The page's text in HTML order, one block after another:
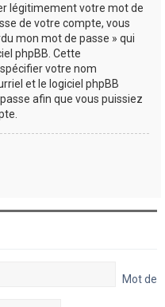
légitimement votre mot de
de votre compte, vous
mon mot de passe » qui
phpBB. Cette
votre nom
et le logiciel phpBB
afin que vous puissiez
Mot de